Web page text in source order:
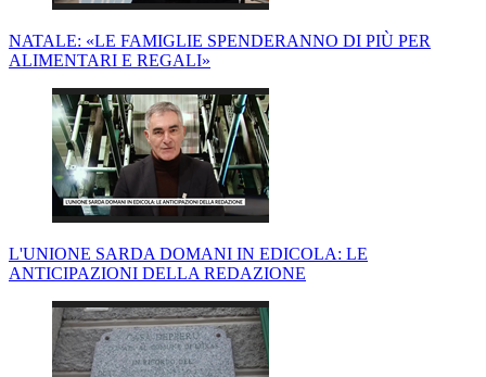
NATALE: «LE FAMIGLIE SPENDERANNO DI PIÙ PER
ALIMENTARI E REGALI»
L'UNIONE SARDA DOMANI IN EDICOLA: LE
ANTICIPAZIONI DELLA REDAZIONE